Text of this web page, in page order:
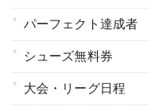
パーフェクト達成者
シューズ無料券
大会・リーグ日程